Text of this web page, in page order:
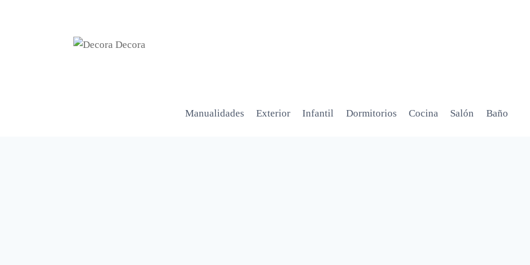
Manualidades Exterior Infantil Dormitorios Cocina Salón Baño